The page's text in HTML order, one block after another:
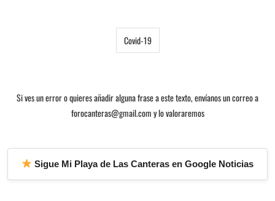
Covid-19
Si ves un error o quieres añadir alguna frase a este texto, envíanos un correo a
forocanteras@gmail.com y lo valoraremos
Sigue Mi Playa de Las Canteras en Google Noticias